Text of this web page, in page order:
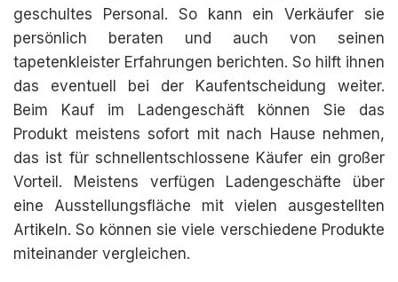
geschultes Personal. So kann ein Verkäufer sie
persönlich beraten und auch von seinen
tapetenkleister Erfahrungen berichten. So hilft ihnen
das eventuell bei der Kaufentscheidung weiter.
Beim Kauf im Ladengeschäft können Sie das
Produkt meistens sofort mit nach Hause nehmen,
das ist für schnellentschlossene Käufer ein großer
Vorteil. Meistens verfügen Ladengeschäfte über
eine Ausstellungsfläche mit vielen ausgestellten
Artikeln. So können sie viele verschiedene Produkte
miteinander vergleichen.